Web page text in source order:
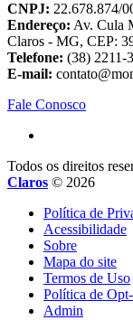
CNPJ: 22.678.874/
Endereço: Av. Cula
Claros - MG, CEP:
Telefone: (38) 2211-
E-mail:
Fale Conosco
Todos os direitos
Claros © 2026
Política de
Acessibilidade
Sobre
Mapa do site
Termos de Uso
Política de
Admin